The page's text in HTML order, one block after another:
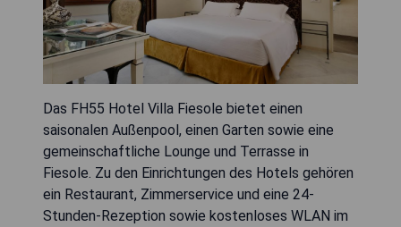
Das FH55 Hotel Villa Fiesole bietet einen
saisonalen Außenpool, einen Garten sowie eine
gemeinschaftliche Lounge und Terrasse in
Fiesole. Zu den Einrichtungen des Hotels gehören
ein Restaurant, Zimmerservice und eine 24-
Stunden-Rezeption sowie kostenloses WLAN im